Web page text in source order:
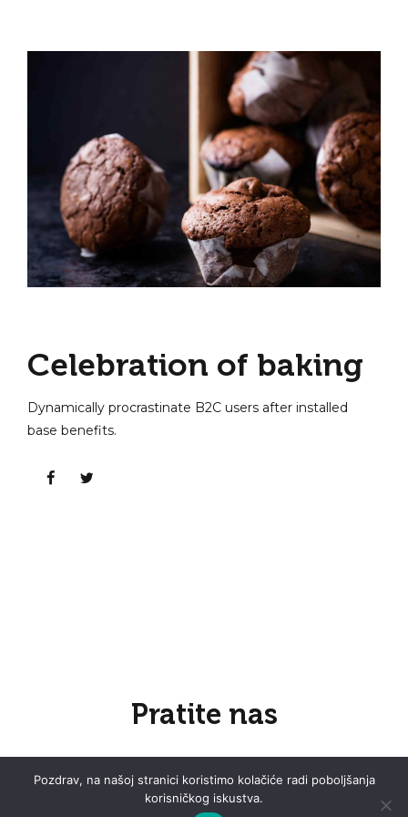
Celebration of baking
Dynamically procrastinate B2C users after installed
base benefits.
Pratite nas
Pozdrav, na našoj stranici koristimo kolačiće radi poboljšanja
korisničkog iskustva.